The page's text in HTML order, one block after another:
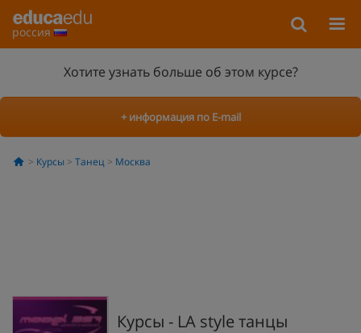
россия
Хотите узнать больше об этом курсе?
+ информация по E-mail
Курсы Танец Москва
Курсы - LA style танцы